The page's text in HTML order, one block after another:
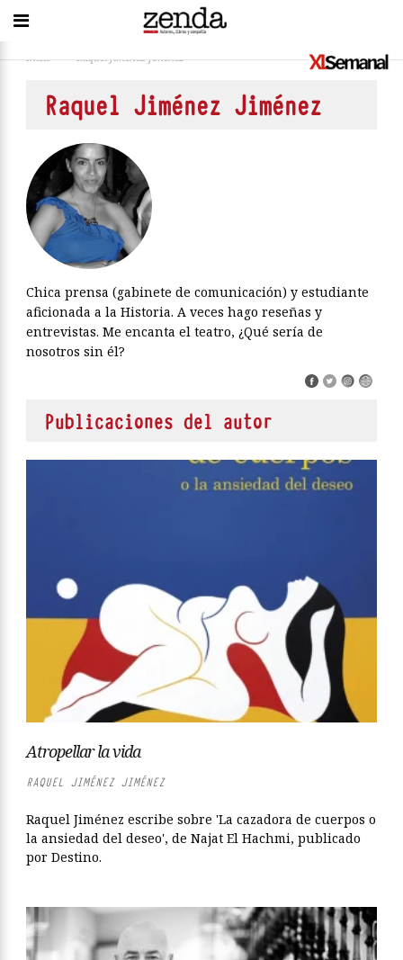
Inicio > Raquel Jiménez Jiménez
Raquel Jiménez Jiménez
Chica prensa (gabinete de comunicación) y estudiante
aficionada a la Historia. A veces hago reseñas y
entrevistas. Me encanta el teatro, ¿Qué sería de
nosotros sin él?
Publicaciones del autor
Atropellar la vida
RAQUEL JIMÉNEZ JIMÉNEZ
Raquel Jiménez escribe sobre 'La cazadora de cuerpos o
la ansiedad del deseo', de Najat El Hachmi, publicado
por Destino.